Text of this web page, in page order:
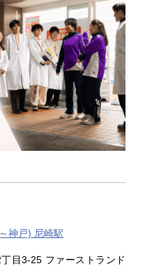
神戸) 尼崎駅
目3‐25 ファーストランド